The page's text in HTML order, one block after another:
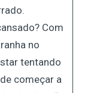
Com
no
tentando
começar a